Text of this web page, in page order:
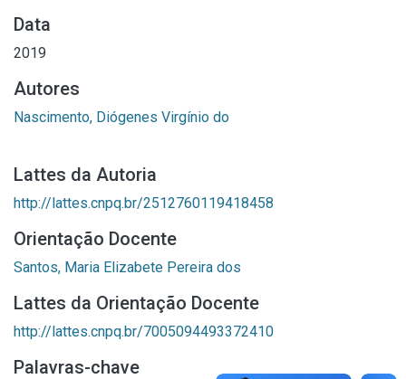
Data
2019
Autores
Nascimento, Diógenes Virgínio do
Lattes da Autoria
http://lattes.cnpq.br/2512760119418458
Orientação Docente
Santos, Maria Elizabete Pereira dos
Lattes da Orientação Docente
http://lattes.cnpq.br/7005094493372410
Palavras-chave